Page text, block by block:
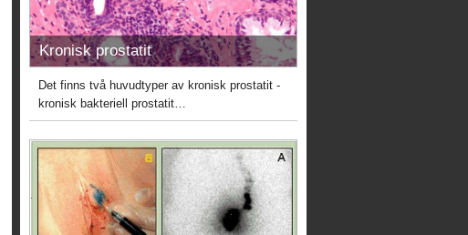
Kronisk prostatit
Det finns två huvudtyper av kronisk prostatit -
kronisk bakteriell prostatit…